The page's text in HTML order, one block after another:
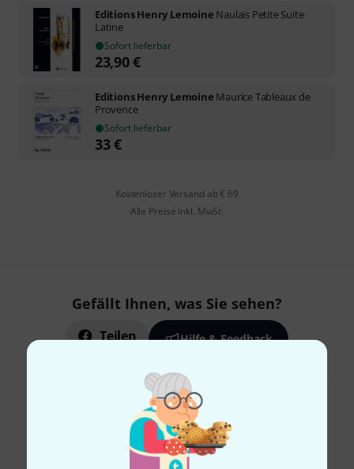
Editions Henry Lemoine Naulais Petite Suite
Latine
Sofort lieferbar
23,90€
Editions Henry Lemoine Maurice Tableaux de
Provence
Sofort lieferbar
33€
Kostenloser Versand ab € 69
Alle Preise inkl. MwSt.
Gefällt Ihnen, was Sie sehen?
Teilen Hilfe & Feedback